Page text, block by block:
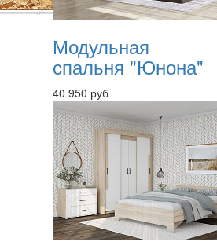
Модульная
спальня "Юнона"
40 950 руб